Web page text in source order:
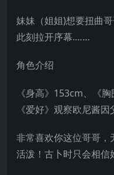
妹妹（姐姐)想要扭曲
此刻拉开序幕.……
角色介绍
《身高》153cm、《
《爱好》观察欧尼酱
非常喜欢你这位哥哥，
活泼！古卜时只会相信